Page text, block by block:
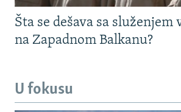
Šta se dešava sa služenjem
na Zapadnom Balkanu?
U fokusu